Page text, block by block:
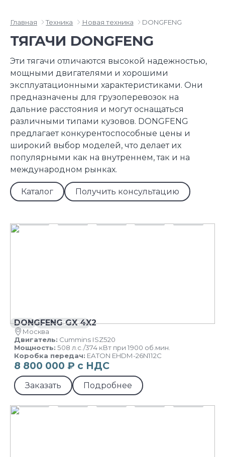
Главная Техника Новая техника DONGFENG
ТЯГАЧИ DONGFENG
Эти тягачи отличаются высокой надежностью,
мощными двигателями и хорошими
эксплуатационными характеристиками. Они
предназначены для грузоперевозок на
дальние расстояния и могут оснащаться
различными типами кузовов. DONGFENG
предлагает конкурентоспособные цены и
широкий выбор моделей, что делает их
популярными как на внутреннем, так и на
международном рынках.
Каталог Получить консультацию
ХИТ В НАЛИЧИИ
DONGFENG GX 4X2
Москва
Двигатель: Cummins ISZ520
Мощность: 508 л.с./374 кВт при 1900 об.мин.
Коробка передач: EATON EHDM-26N112C
8 800 000 ₽ с НДС
Заказать Подробнее